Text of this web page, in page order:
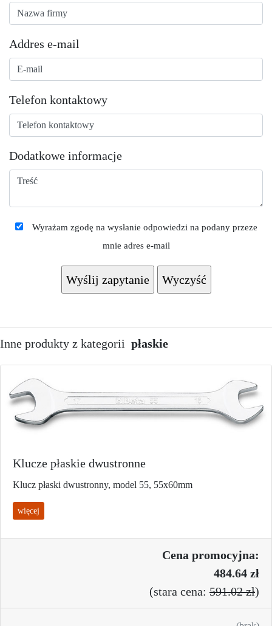
Addres e-mail
Telefon kontaktowy
Dodatkowe informacje
Wyrażam zgodę na wysłanie odpowiedzi na podany przeze
mnie adres e-mail
Inne produkty z kategorii płaskie
Klucze płaskie dwustronne
Klucz płaski dwustronny, model 55, 55x60mm
więcej
Cena promocyjna:
484.64 zł
(stara cena: 591.02 zł)